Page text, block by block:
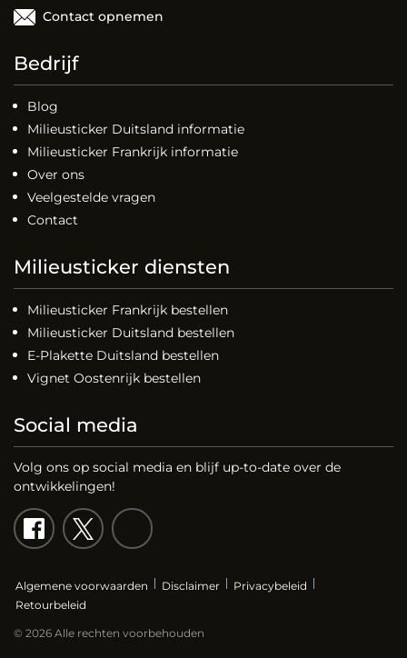
Contact opnemen
Bedrijf
Blog
Milieusticker Duitsland informatie
Milieusticker Frankrijk informatie
Over ons
Veelgestelde vragen
Contact
Milieusticker diensten
Milieusticker Frankrijk bestellen
Milieusticker Duitsland bestellen
E-Plakette Duitsland bestellen
Vignet Oostenrijk bestellen
Social media
Volg ons op social media en blijf up-to-date over de
ontwikkelingen!
Algemene voorwaarden Disclaimer
Privacybeleid
Retourbeleid
© 2026 Alle rechten voorbehouden